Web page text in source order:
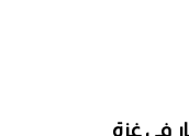
في غزة